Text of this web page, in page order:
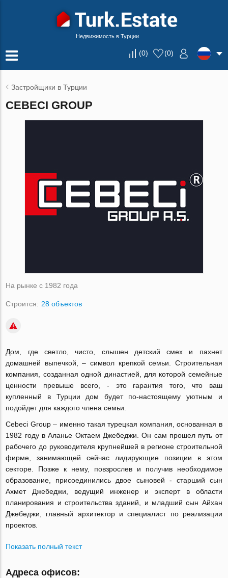
Недвижимость в Турции
(0) (0)
Застройщики в Турции
CEBECI GROUP
На рынке с 1982 года
Строится: 28 объектов
Дом, где светло, чисто, слышен детский смех и пахнет
домашней выпечкой, – символ крепкой семьи. Строительная
компания, созданная одной династией, для которой семейные
ценности превыше всего, - это гарантия того, что ваш
купленный в Турции дом будет по-настоящему уютным и
подойдет для каждого члена семьи.
Cebeci Group – именно такая турецкая компания, основанная в
1982 году в Аланье Октаем Джебеджи. Он сам прошел путь от
рабочего до руководителя крупнейшей в регионе строительной
фирме, занимающей сейчас лидирующие позиции в этом
секторе. Позже к нему, повзрослев и получив необходимое
образование, присоединились двое сыновей - старший сын
Ахмет Джебеджи, ведущий инженер и эксперт в области
планирования и строительства зданий, и младший сын Айхан
Джебеджи, главный архитектор и специалист по реализации
проектов.
Показать полный текст
Адреса офисов: